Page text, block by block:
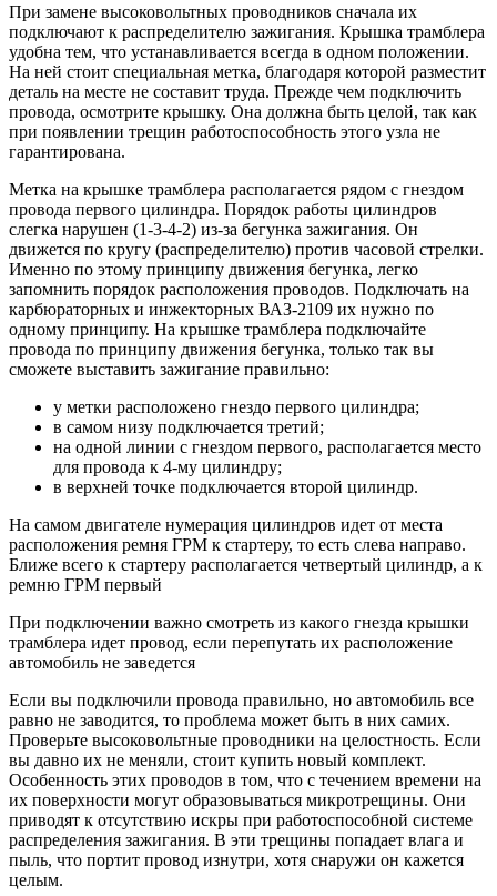
При замене высоковольтных проводников сначала их
подключают к распределителю зажигания. Крышка трамблера
удобна тем, что устанавливается всегда в одном положении.
На ней стоит специальная метка, благодаря которой разместит
деталь на месте не составит труда. Прежде чем подключить
провода, осмотрите крышку. Она должна быть целой, так как
при появлении трещин работоспособность этого узла не
гарантирована.
Метка на крышке трамблера располагается рядом с гнездом
провода первого цилиндра. Порядок работы цилиндров
слегка нарушен (1-3-4-2) из-за бегунка зажигания. Он
движется по кругу (распределителю) против часовой стрелки.
Именно по этому принципу движения бегунка, легко
запомнить порядок расположения проводов. Подключать на
карбюраторных и инжекторных ВАЗ-2109 их нужно по
одному принципу. На крышке трамблера подключайте
провода по принципу движения бегунка, только так вы
сможете выставить зажигание правильно:
у метки расположено гнездо первого цилиндра;
в самом низу подключается третий;
на одной линии с гнездом первого, располагается место
для провода к 4-му цилиндру;
в верхней точке подключается второй цилиндр.
На самом двигателе нумерация цилиндров идет от места
расположения ремня ГРМ к стартеру, то есть слева направо.
Ближе всего к стартеру располагается четвертый цилиндр, а к
ремню ГРМ первый
При подключении важно смотреть из какого гнезда крышки
трамблера идет провод, если перепутать их расположение
автомобиль не заведется
Если вы подключили провода правильно, но автомобиль все
равно не заводится, то проблема может быть в них самих.
Проверьте высоковольтные проводники на целостность. Если
вы давно их не меняли, стоит купить новый комплект.
Особенность этих проводов в том, что с течением времени на
их поверхности могут образовываться микротрещины. Они
приводят к отсутствию искры при работоспособной системе
распределения зажигания. В эти трещины попадает влага и
пыль, что портит провод изнутри, хотя снаружи он кажется
целым.